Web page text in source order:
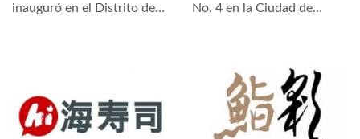
inauguró en el Distrito de
No. 4 en la Ciudad de